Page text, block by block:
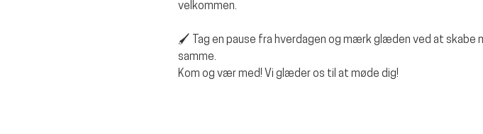
velkommen.
🖌️ Tag en pause fra hverdagen og mærk glæden ved at skabe
samme.
Kom og vær med! Vi glæder os til at møde dig!